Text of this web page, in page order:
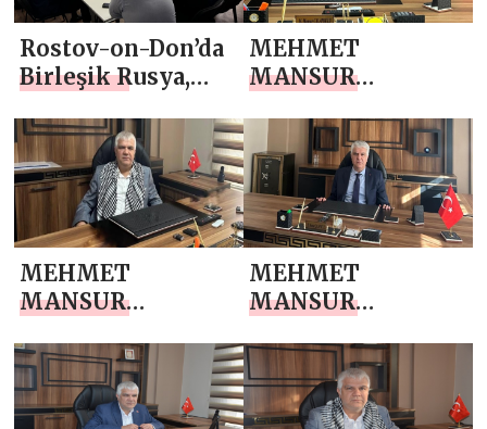
Rostov-on-Don’da
Birleşik Rusya,
yurtlarının elden
geçirilmesini
izlemenin
sonuçlarını
özetledi
MEHMET
MANSUR
`NDAN MEVLİD
KANDİLİ MESAJI
MEHMET
MANSUR
`NDAN 1 EYLÜL
DÜNYA BARIŞ
GÜNÜ MESAJI
MEHMET
MANSUR
`NDAN 30
AĞUSTOS ZAFER
BAYRAMI MESAJI